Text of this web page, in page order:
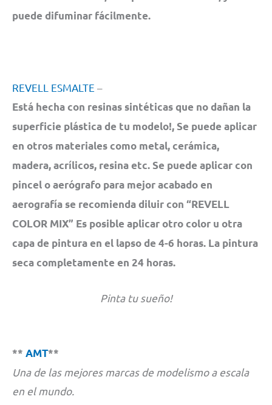
puede difuminar fácilmente.
REVELL ESMALTE –
Está hecha con resinas sintéticas que no dañan la
superficie plástica de tu modelo!, Se puede aplicar
en otros materiales como metal, cerámica,
madera, acrílicos, resina etc. Se puede aplicar con
pincel o aerógrafo para mejor acabado en
aerografía se recomienda diluir con “REVELL
COLOR MIX” Es posible aplicar otro color u otra
capa de pintura en el lapso de 4-6 horas. La pintura
seca completamente en 24 horas.
Pinta tu sueño!
** AMT**
Una de las mejores marcas de modelismo a escala
en el mundo.